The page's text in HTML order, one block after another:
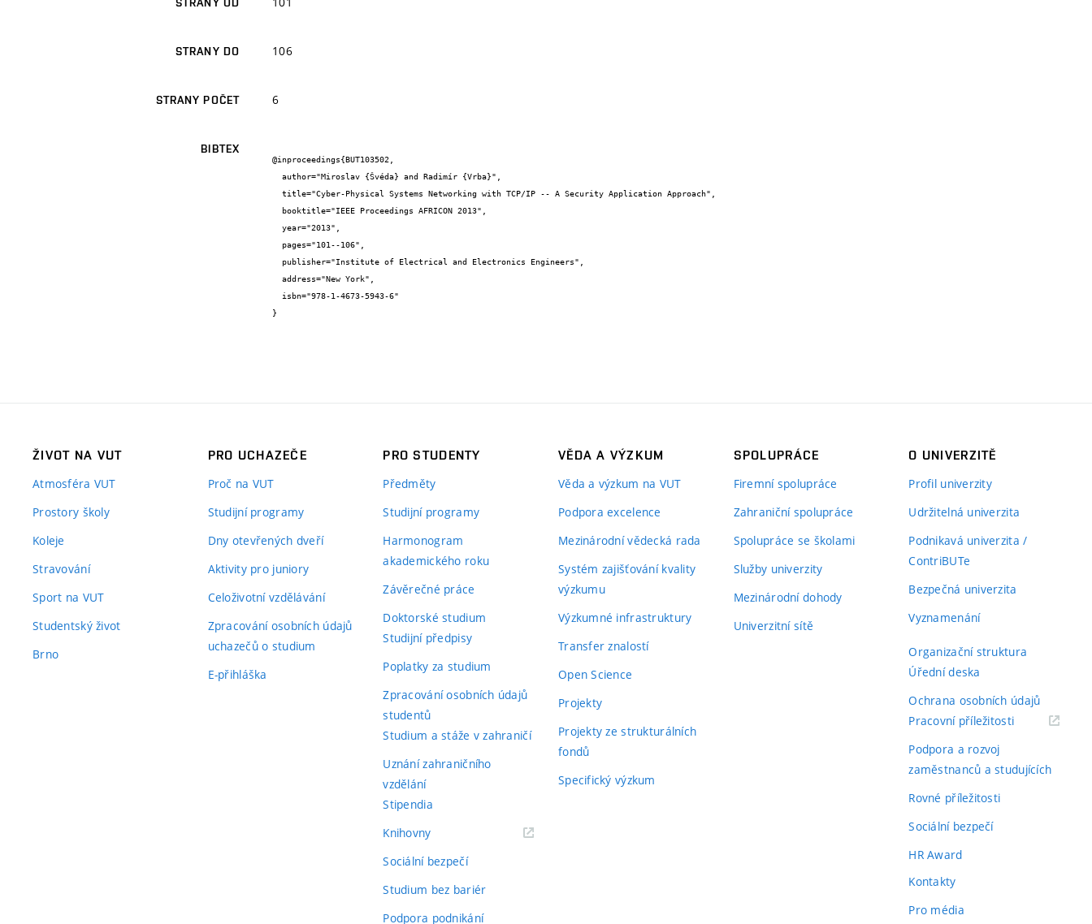
STRANY OD
STRANY DO 106
STRANY POČET 6
BIBTEX
@inproceedings{BUT103502,
}
ŽIVOT NA VUT
Atmosféra VUT
Prostory školy
Koleje
Stravování
Sport na VUT
Studentský život
Brno
PRO UCHAZEČE
Proč na VUT
Studijní programy
Dny otevřených dveří
Aktivity pro juniory
Celoživotní vzdělávání
Zpracování osobních údajů
uchazečů o studium
E-přihláška
PRO STUDENTY
Předměty
Studijní programy
Harmonogram
akademického roku
Závěrečné práce
Doktorské studium
Studijní předpisy
Poplatky za studium
Zpracování osobních údajů
studentů
Studium a stáže v zahraničí
Uznání zahraničního
vzdělání
Stipendia
Knihovny(externí
Sociální bezpečí
Studium bez bariér
Podpora podnikání
VĚDA A VÝZKUM
Věda a výzkum na VUT
Podpora excelence
Mezinárodní vědecká rada
Systém zajišťování kvality
výzkumu
Výzkumné infrastruktury
Transfer znalostí
Open Science
Projekty
Projekty ze strukturálních
fondů
Specifický výzkum
SPOLUPRÁCE
Firemní spolupráce
Zahraniční spolupráce
Spolupráce se školami
Služby univerzity
Mezinárodní dohody
Univerzitní sítě
O UNIVERZITĚ
Profil univerzity
Udržitelná univerzita
Podnikavá univerzita /
ContriBUTe
Bezpečná univerzita
Vyznamenání
Organizační struktura
Úřední deska
Ochrana osobních údajů
Pracovní příležitosti(externí
Podpora a rozvoj
zaměstnanců a studujících
Rovné příležitosti
Sociální bezpečí
HR Award
Kontakty
Pro média